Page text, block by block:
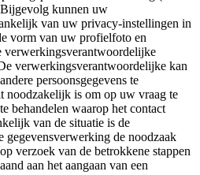
kunnen uw
van uw privacy-instellingen in
vorm van uw profielfoto en
verwerkingsverantwoordelijke
verwerkingsverantwoordelijke kan
persoonsgegevens te
noodzakelijk is om op uw vraag te
behandelen waarop het contact
van de situatie is de
gegevensverwerking de noodzaak
verzoek van de betrokkene stappen
aan het aangaan van een